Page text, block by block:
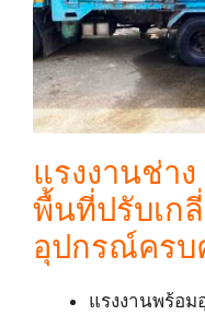
แรงงานช่า
พื้นที่ปรับเก
อุปกรณ์ครบ
แรงงานพร้อ